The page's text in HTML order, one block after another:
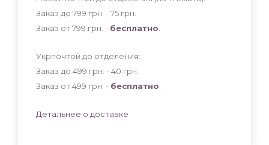
Заказ до 799 грн. - 75 грн
Заказ от 799 грн. - бесплатно
Укрпочтой до отделения:
Заказ до 499 грн. - 40 грн
Заказ от 499 грн. - бесплатно
Детальнее о доставке